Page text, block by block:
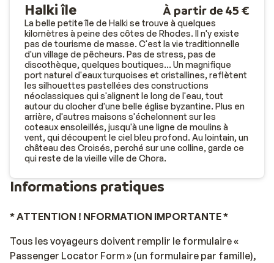
Halki île À partir de 45 €
La belle petite île de Halki se trouve à quelques
kilomètres à peine des côtes de Rhodes. Il n'y existe
pas de tourisme de masse. C'est la vie traditionnelle
d'un village de pêcheurs. Pas de stress, pas de
discothèque, quelques boutiques... Un magnifique
port naturel d'eaux turquoises et cristallines, reflètent
les silhouettes pastellées des constructions
néoclassiques qui s'alignent le long de l'eau, tout
autour du clocher d'une belle église byzantine. Plus en
arrière, d'autres maisons s'échelonnent sur les
coteaux ensoleillés, jusqu'à une ligne de moulins à
vent, qui découpent le ciel bleu profond. Au lointain, un
château des Croisés, perché sur une colline, garde ce
qui reste de la vieille ville de Chora.
Informations pratiques
* ATTENTION ! NFORMATION IMPORTANTE *
Tous les voyageurs doivent remplir le formulaire «
Passenger Locator Form » (un formulaire par famille),